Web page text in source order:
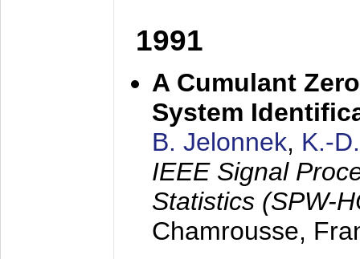
1991
A Cumulant
System
B. Jelonnek, K.-
IEEE Signal
Statistics (SPW-
Chamrousse,